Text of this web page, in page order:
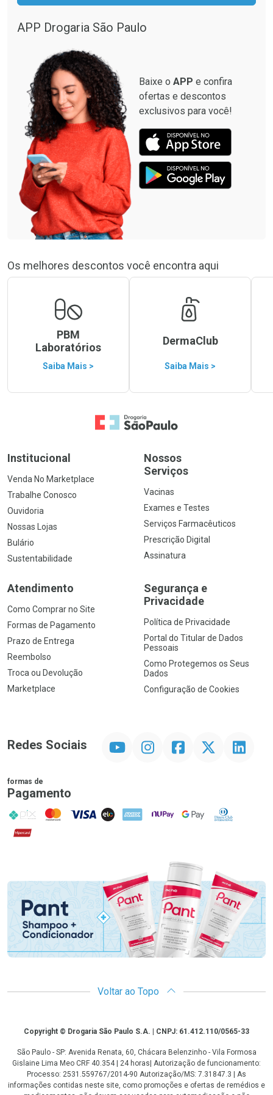
APP Drogaria São Paulo
Baixe o APP e confira
ofertas e descontos
exclusivos para você!
Os melhores descontos você encontra aqui
PBM
Laboratórios
Saiba Mais >
DermaClub
Saiba Mais >
Ir para a Home
Institucional
Venda No Marketplace
Trabalhe Conosco
Ouvidoria
Nossas Lojas
Bulário
Sustentabilidade
Nossos
Serviços
Vacinas
Exames e Testes
Serviços Farmacêuticos
Prescrição Digital
Assinatura
Atendimento
Como Comprar no Site
Formas de Pagamento
Prazo de Entrega
Reembolso
Troca ou Devolução
Marketplace
Segurança e
Privacidade
Política de Privacidade
Portal do Titular de Dados
Pessoais
Como Protegemos os Seus
Dados
Configuração de Cookies
Redes Sociais InstagramFacebookTwitter Linkedin
formas de
Pagamento
PIX MasterCard
VISA ELO AMEX NuPay Google PayDiners Club
Hipercard
Promoção em Destaque
Voltar ao Topo
CopyrightCopyright © Drogaria São Paulo S.A. | CNPJ: 61.412.110/0565-33
São Paulo - SP: Avenida Renata, 60, Chácara Belenzinho - Vila Formosa
Gislaine Lima Meo CRF 40.354 | 24 horas| Autorização de funcionamento:
Processo: 2531.559767/2014-90 Autorização/MS: 7.31847.3 | As
informações contidas neste site, como promoções e ofertas de remédios e